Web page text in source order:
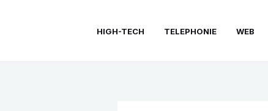
HIGH-TECH TELEPHONIE WEB